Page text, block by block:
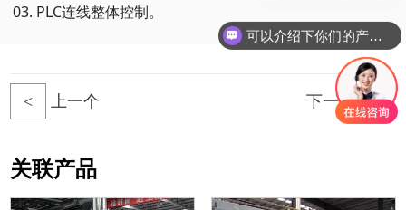
PLC连线整体控制。
< 上一个 下一个 >
关联产品
可以介绍下你们的产品么